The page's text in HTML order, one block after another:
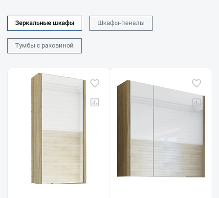
Зеркальные шкафы Шкафы-пеналы
Тумбы с раковиной